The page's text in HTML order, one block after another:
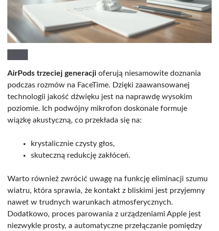
AirPods trzeciej generacji oferują niesamowite doznania
podczas rozmów na FaceTime. Dzięki zaawansowanej
technologii jakość dźwięku jest na naprawdę wysokim
poziomie. Ich podwójny mikrofon doskonale formuje
wiązkę akustyczną, co przekłada się na:
krystalicznie czysty głos,
skuteczną redukcję zakłóceń.
Warto również zwrócić uwagę na funkcję eliminacji szumu
wiatru, która sprawia, że kontakt z bliskimi jest przyjemny
nawet w trudnych warunkach atmosferycznych.
Dodatkowo, proces parowania z urządzeniami Apple jest
niezwykle prosty, a automatyczne przełączanie pomiędzy